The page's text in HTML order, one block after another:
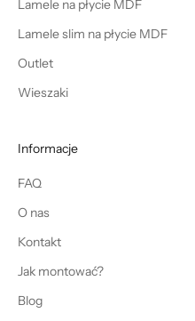
Lamele na płycie MDF
Lamele slim na płycie MDF
Outlet
Wieszaki
Informacje
FAQ
O nas
Kontakt
Jak montować?
Blog